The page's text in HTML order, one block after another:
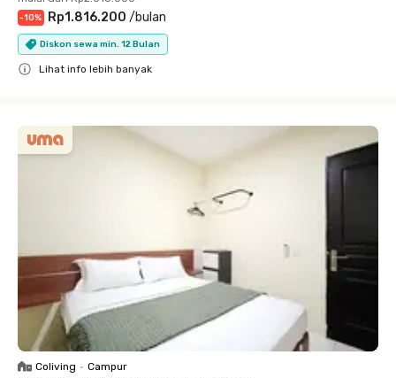
-10% Rp1.816.200 /bulan
Diskon sewa min. 12 Bulan
Lihat info lebih banyak
Coliving • Campur